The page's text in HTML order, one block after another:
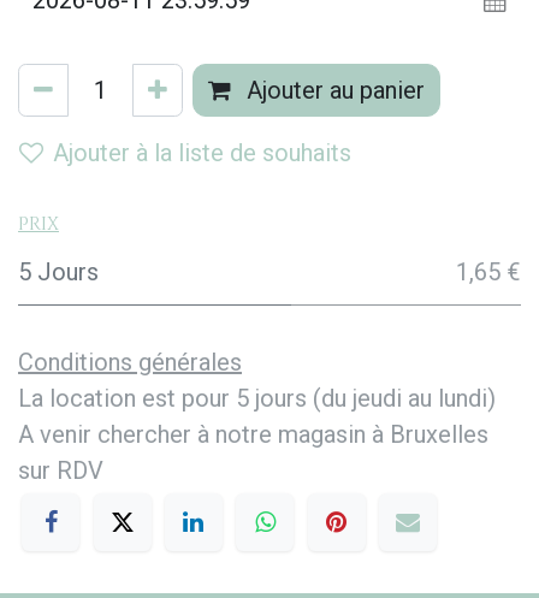
Ajouter au panier
Ajouter à la liste de souhaits
Prix
5 Jours 1,65 €
Conditions générales
La location est pour 5 jours (du jeudi au lundi)
A venir chercher à notre magasin à Bruxelles
sur RDV